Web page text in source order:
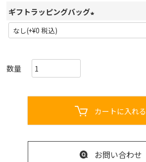
ギフトラッピングバッグ
必
カートに入れる
お問い合わせ